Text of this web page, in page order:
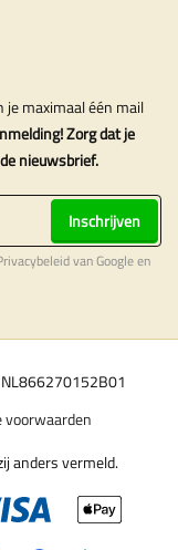
maximaal één mail
Zorg dat je
nieuwsbrief.
Inschrijven
van Google en
NL866270152B01
voorwaarden
anders vermeld.